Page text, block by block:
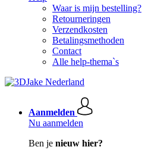
Waar is mijn bestelling?
Retourneringen
Verzendkosten
Betalingsmethoden
Contact
Alle help-thema`s
Aanmelden
Nu aanmelden
Ben je nieuw hier?